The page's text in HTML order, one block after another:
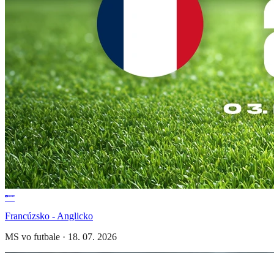
Francúzsko - Anglicko
MS vo futbale · 18. 07. 2026